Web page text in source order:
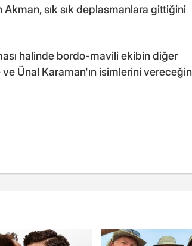
sık sık deplasmanlara gittiğini
halinde bordo-mavili ekibin diğer
Ünal Karaman'ın isimlerini